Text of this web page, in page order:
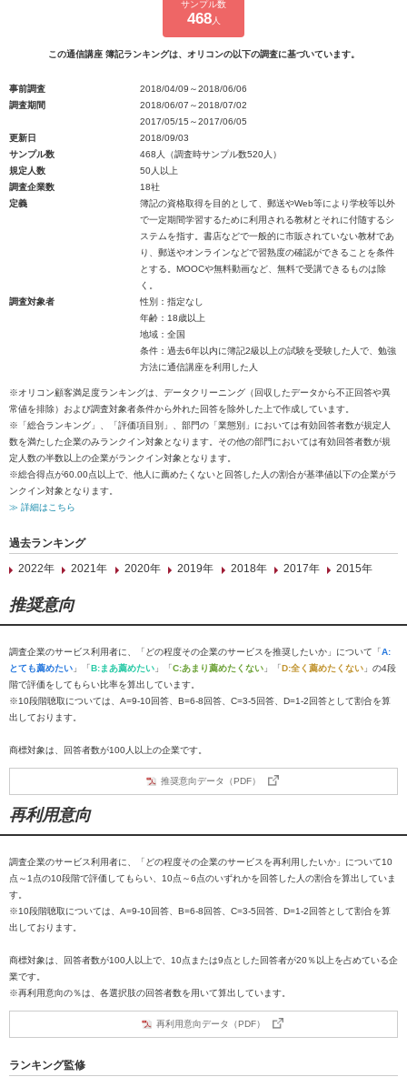
サンプル数
468人
この通信講座 簿記ランキングは、オリコンの以下の調査に基づいています。
事前調査
2018/04/09～2018/06/06
調査期間
2018/06/07～2018/07/02
2017/05/15～2017/06/05
更新日
2018/09/03
サンプル数
468人（調査時サンプル数520人）
規定人数
50人以上
調査企業数
18社
定義
簿記の資格取得を目的として、郵送やWeb等により学校等以外
で一定期間学習するために利用される教材とそれに付随するシ
ステムを指す。書店などで一般的に市販されていない教材であ
り、郵送やオンラインなどで習熟度の確認ができることを条件
とする。MOOCや無料動画など、無料で受講できるものは除
く。
調査対象者
性別：指定なし
年齢：18歳以上
地域：全国
条件：過去6年以内に簿記2級以上の試験を受験した人で、勉強
方法に通信講座を利用した人
※オリコン顧客満足度ランキングは、データクリーニング（回収したデータから不正回答や異
常値を排除）および調査対象者条件から外れた回答を除外した上で作成しています。
※「総合ランキング」、「評価項目別」、部門の「業態別」においては有効回答者数が規定人
数を満たした企業のみランクイン対象となります。その他の部門においては有効回答者数が規
定人数の半数以上の企業がランクイン対象となります。
※総合得点が60.00点以上で、他人に薦めたくないと回答した人の割合が基準値以下の企業がラ
ンクイン対象となります。
≫ 詳細はこちら
過去ランキング
2022年
2021年 2020年 2019年 2018年 2017年 2015年
推奨意向
調査企業のサービス利用者に、「どの程度その企業のサービスを推奨したいか」について「A:
とても薦めたい 」「B:まあ薦めたい 」「C:あまり薦めたくない 」「D:全く薦めたくない 」の4段
階で評価をしてもらい比率を算出しています。
※10段階聴取については、A=9-10回答、B=6-8回答、C=3-5回答、D=1-2回答として割合を算
出しております。
商標対象は、回答者数が100人以上の企業です。
推奨意向データ（PDF）
再利用意向
調査企業のサービス利用者に、「どの程度その企業のサービスを再利用したいか」について10
点～1点の10段階で評価してもらい、10点～6点のいずれかを回答した人の割合を算出していま
す。
※10段階聴取については、A=9-10回答、B=6-8回答、C=3-5回答、D=1-2回答として割合を算
出しております。
商標対象は、回答者数が100人以上で、10点または9点とした回答者が20％以上を占めている企
業です。
※再利用意向の％は、各選択肢の回答者数を用いて算出しています。
再利用意向データ（PDF）
ランキング監修